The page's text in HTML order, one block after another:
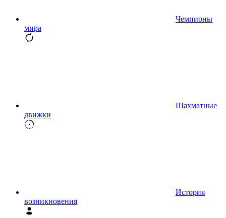
Чемпионы
мира
Шахматные
движки
История
возникновения